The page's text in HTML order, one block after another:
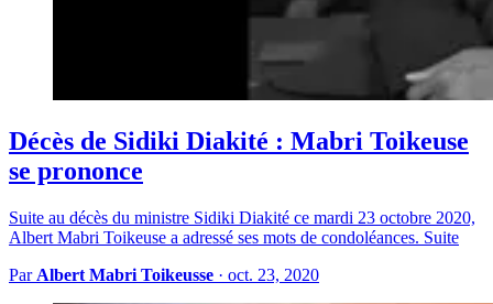
Décès de Sidiki Diakité : Mabri Toikeuse
se prononce
Suite au décès du ministre Sidiki Diakité ce mardi 23 octobre 2020,
Albert Mabri Toikeuse a adressé ses mots de condoléances. Suite
Par Albert Mabri Toikeusse · oct. 23, 2020